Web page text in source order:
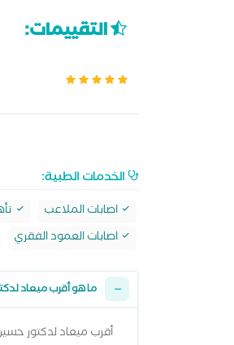
التقييمات:
الخدمات الطبية:
اصابات الملاعب
اصابات العمود الفقري
ما هو أقرب ميعاد
أقرب ميعاد لدكتور حسين ياسر حسين هو غداً السبت 08 اغسطس